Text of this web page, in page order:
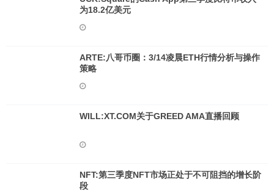
为18.2亿美元
ARTE:八哥币圈：3/14凌晨ETH行情分析与操作
策略
WILL:XT.COM关于GREED AMA直播回顾
NFT:第三季度NFT市场正处于不可阻挡的增长阶
段